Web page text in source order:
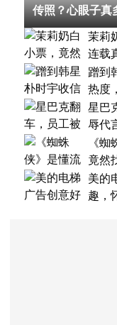
传照？心眼子真
茉莉
连载
蹭到
热度
终于
星巴
辱代
《蜘
竟然
片
美的
趣，